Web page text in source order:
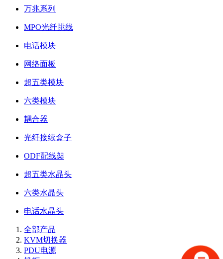
万兆系列
MPO光纤跳线
电话模块
网络面板
超五类模块
六类模块
耦合器
光纤接续盒子
ODF配线架
超五类水晶头
六类水晶头
电话水晶头
全部产品
KVM切换器
PDU电源